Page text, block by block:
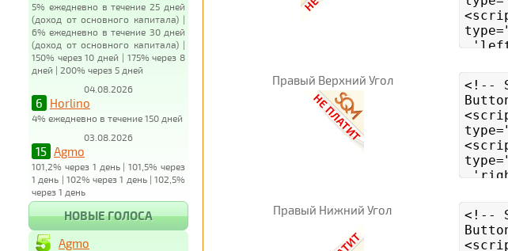
5% ежедневно в течение 25 дней
(доход от основного капитала) |
6% ежедневно в течение 30 дней
(доход от основного капитала) |
150% через 10 дней | 175% через 8
дней | 200% через 5 дней
04.08.2026
6 Horlino
4% ежедневно в течение 150 дней
03.08.2026
15 Agmo
101,2% через 1 день | 101,5% через
1 день | 102% через 1 день | 102,5%
через 1 день
Правый Верхний Угол
Правый Нижний Угол
НОВЫЕ ГОЛОСА
Agmo